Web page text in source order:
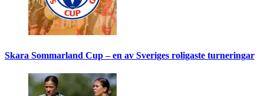
Skara Sommarland Cup – en av Sveriges roligaste turneringar